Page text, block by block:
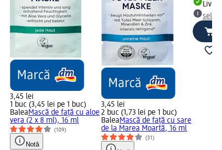
3,45 lei
1 buc (3,45 lei pe 1 buc)
BaleaMască de față cu aloe
vera (2 x 8 ml), 16 ml
(109)
Notă
3,45 lei
2 buc (1,73 lei pe 1 buc)
BaleaMască de față cu sare
de la Marea Moartă, 16 ml
(31)